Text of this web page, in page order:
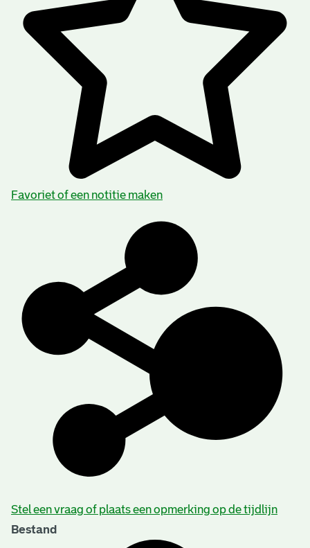
Favoriet of een notitie maken
Stel een vraag of plaats een opmerking op de tijdlijn
Bestand